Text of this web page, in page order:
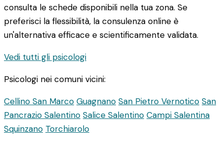
consulta le schede disponibili nella tua zona. Se
preferisci la flessibilità, la consulenza online è
un'alternativa efficace e scientificamente validata.
Vedi tutti gli psicologi
Psicologi nei comuni vicini:
Cellino San Marco Guagnano San Pietro Vernotico San
Pancrazio Salentino Salice Salentino Campi Salentina
Squinzano Torchiarolo